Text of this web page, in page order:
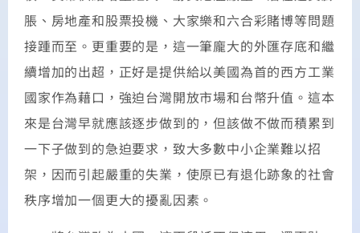
脹、房地產和股票投機、大家樂和六合彩賭博等問題
接踵而至。更重要的是，這一筆龐大的外匯存底和繼
續增加的出超，正好是提供給以美國為首的西方工業
國家作為藉口，強迫台灣開放市場和台幣升值。這本
來是台灣早就應該逐步做到的，但該做不做而積累到
一下子做到的急迫要求，致大多數中小企業難以招
架，因而引起嚴重的失業，使原已有退化跡象的社會
秩序增加一個更大的擾亂因素。